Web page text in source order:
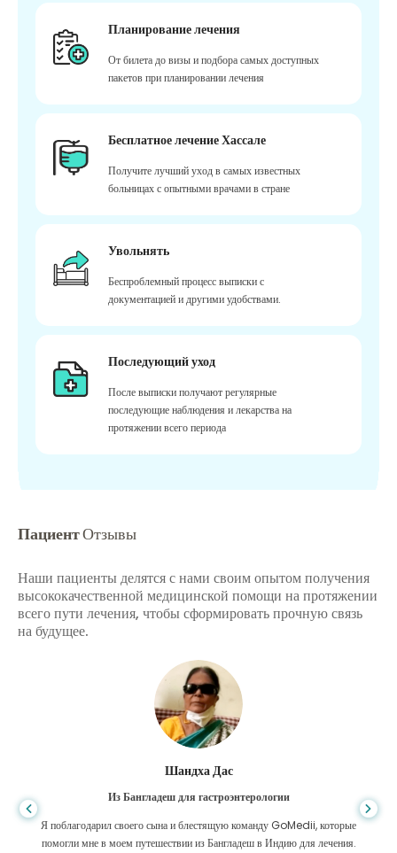
Планирование лечения
От билета до визы и подбора самых доступных
пакетов при планировании лечения
Бесплатное лечение Хассале
Получите лучший уход в самых известных
больницах с опытными врачами в стране
Увольнять
Беспроблемный процесс выписки с
документацией и другими удобствами.
Последующий уход
После выписки получают регулярные
последующие наблюдения и лекарства на
протяжении всего периода
ПациентОтзывы
Наши пациенты делятся с нами своим опытом получения
высококачественной медицинской помощи на протяжении
всего пути лечения, чтобы сформировать прочную связь
на будущее.
Шандха Дас
Из Бангладеш для гастроэнтерологии
Я поблагодарил своего сына и блестящую команду GoMedii, которые
помогли мне в моем путешествии из Бангладеш в Индию для лечения.